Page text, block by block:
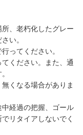
、老朽化したグレー
い。
ってください。
ください。また、通
くなる場合がありま
中経過の把握、ゴール
リタイアしないでく